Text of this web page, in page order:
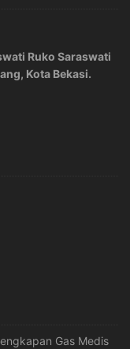
Ruko Saraswati
Kota Bekasi.
Gas Medis